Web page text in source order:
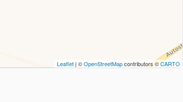
Leaflet | ©OpenStreetMapcontributors ©CARTO